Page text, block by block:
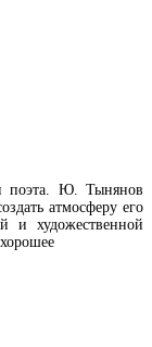
поэта. Ю. Тынянов
атмосферу его
и художественной